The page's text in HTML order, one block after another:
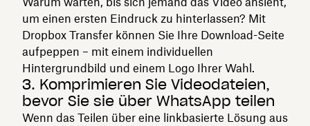
um einen ersten Eindruck zu hinterlassen? Mit
Dropbox Transfer können Sie Ihre Download-Seite
aufpeppen – mit einem individuellen
Hintergrundbild und einem Logo Ihrer Wahl.
3. Komprimieren Sie Videodateien,
bevor Sie sie über WhatsApp teilen
Wenn das Teilen über eine linkbasierte Lösung aus